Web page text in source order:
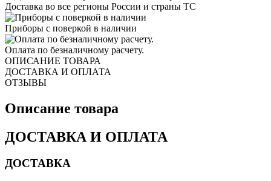
Доставка во все регионы России и страны ТС
Приборы с поверкой в наличии
Оплата по безналичному расчету.
ОПИСАНИЕ ТОВАРА
ДОСТАВКА И ОПЛАТА
ОТЗЫВЫ
Описание товара
ДОСТАВКА И ОПЛАТА
ДОСТАВКА